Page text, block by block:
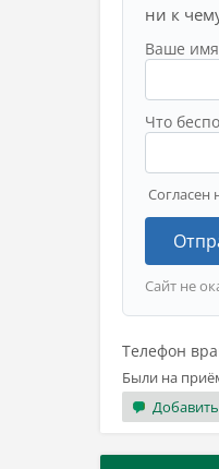
ни к
Ваше имя
Что
Согласен
Сайт не
Телефон
Были на